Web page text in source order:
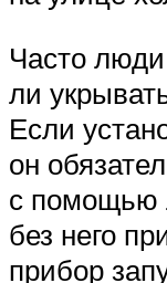
Часто
ли
Если
он
с помощью
без него
прибор